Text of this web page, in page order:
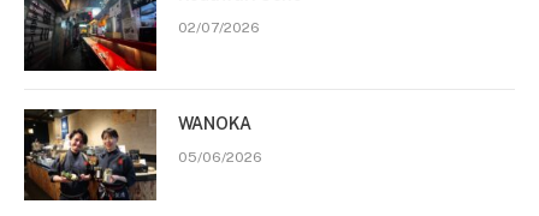
02/07/2026
WANOKA
05/06/2026